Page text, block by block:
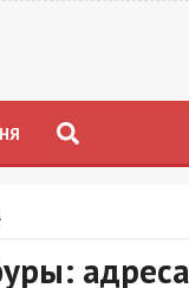
адреса